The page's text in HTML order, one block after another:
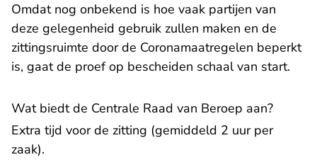
Omdat nog onbekend is hoe vaak partijen van
deze gelegenheid gebruik zullen maken en de
zittingsruimte door de Coronamaatregelen beperkt
is, gaat de proef op bescheiden schaal van start.
Wat biedt de Centrale Raad van Beroep aan?
Extra tijd voor de zitting (gemiddeld 2 uur per
zaak).